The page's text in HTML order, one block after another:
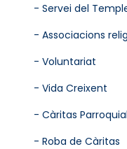
- Servei del
- Associacions
- Voluntariat
- Vida Creixent
- Càritas Parroquial
- Roba de Càritas